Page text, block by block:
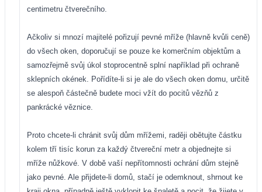
centimetru čtverečního.
Ačkoliv si mnozí majitelé pořizují pevné mříže (hlavně kvůli ceně)
do všech oken, doporučují se pouze ke komerčním objektům a
samozřejmě svůj úkol stoprocentně splní například při ochraně
sklepních okének. Pořídíte-li si je ale do všech oken domu, určitě
se alespoň částečně budete moci vžít do pocitů vězňů z
pankrácké věznice.
Proto chcete-li chránit svůj dům mřížemi, raději obětujte částku
kolem tří tisíc korun za každý čtvereční metr a objednejte si
mříže nůžkové. V době vaší nepřítomnosti ochrání dům stejně
jako pevné. Ale přijdete-li domů, stačí je odemknout, shrnout ke